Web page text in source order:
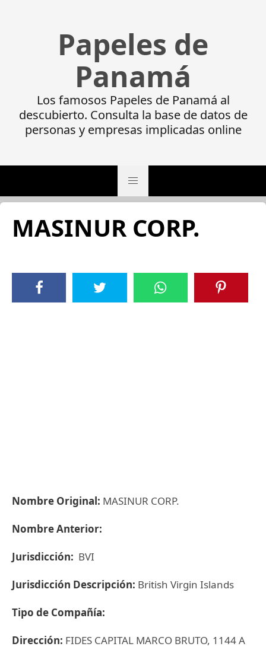
Papeles de
Panamá
Los famosos Papeles de Panamá al
descubierto. Consulta la base de datos de
personas y empresas implicadas online
MASINUR CORP.
Nombre Original: MASINUR CORP.
Nombre Anterior:
Jurisdicción: BVI
Jurisdicción Descripción: British Virgin Islands
Tipo de Compañía:
Dirección: FIDES CAPITAL MARCO BRUTO, 1144 A